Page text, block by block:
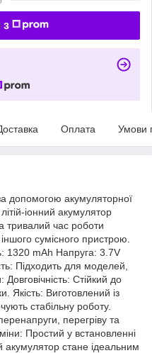
з
Оплата Умови
допомогою акумуляторної
іонний акумулятор
тривалий час роботи
сумісного пристрою.
1320 mAh Напруга: 3.7V
Підходить для моделей,
Стійкий до
Якість: Виготовлений із
стабільну роботу.
перегріву та
Простий у встановленні
акумулятор стане ідеальним